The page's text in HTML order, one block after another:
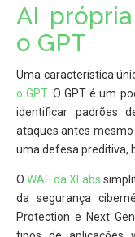
AI
o GPT
Uma característica
o GPT. O GPT é um
identificar padrões
ataques antes
uma defesa preditiva,
OWAF da XLabs
da segurança
Protection e Next